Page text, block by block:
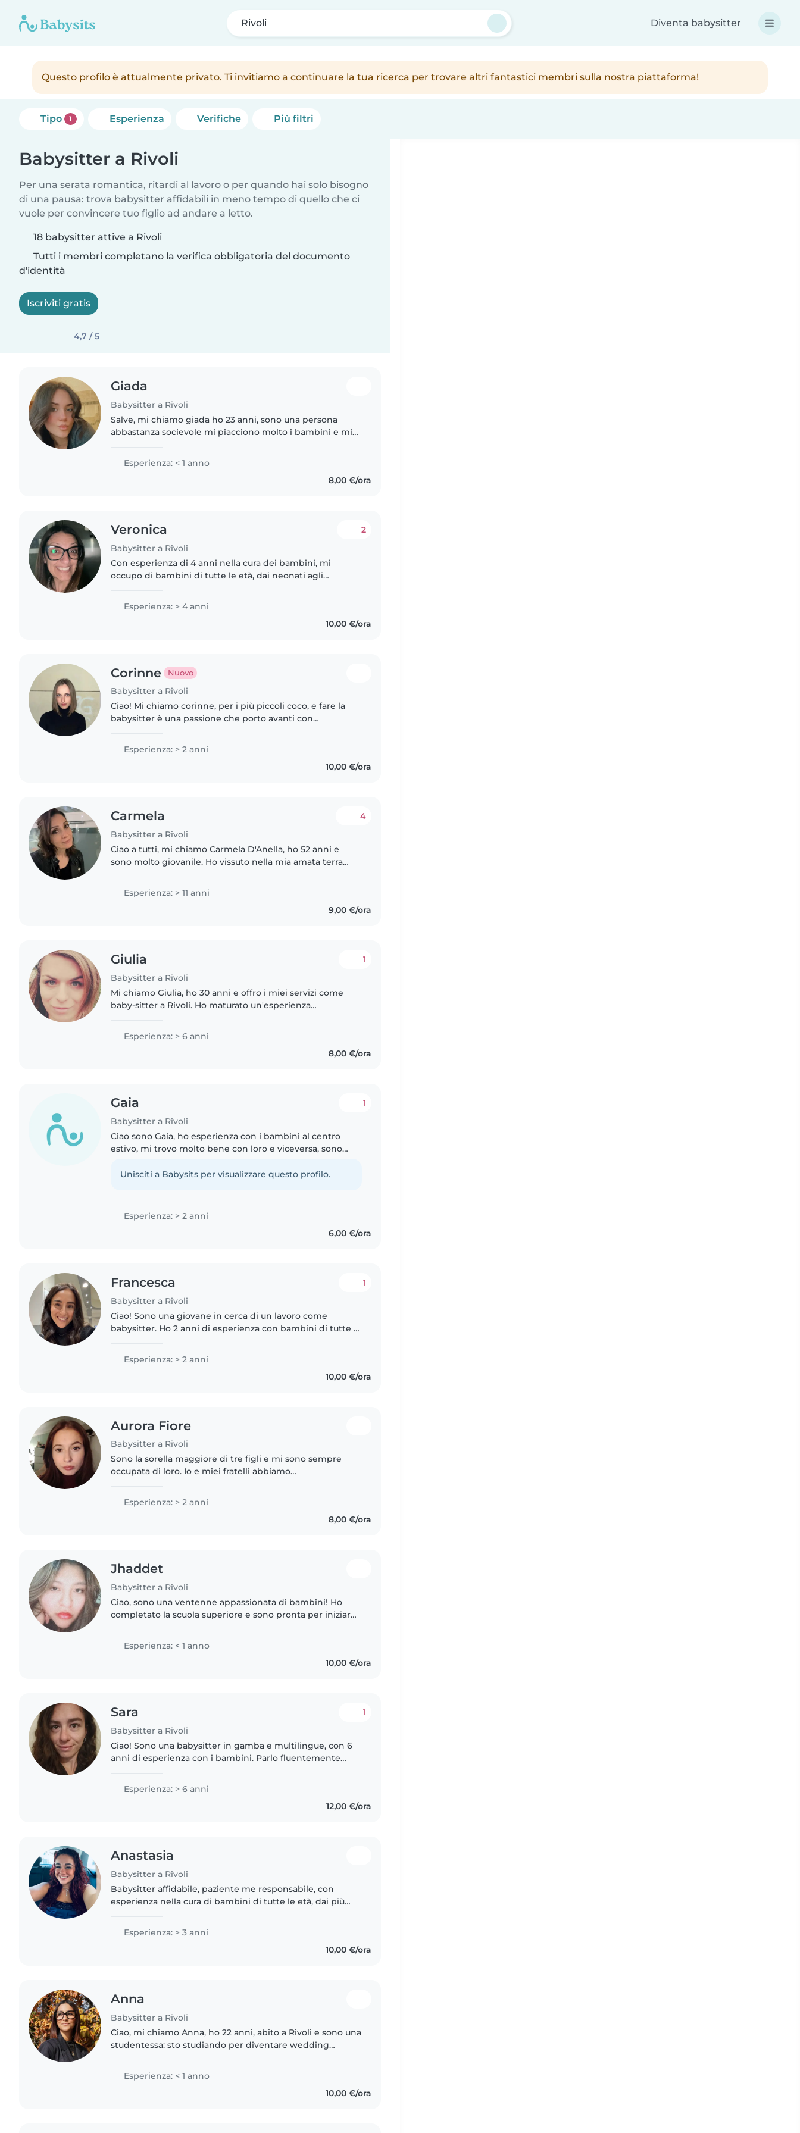
Rivoli Diventa babysitter
Questo profilo è attualmente privato. Ti invitiamo a continuare la tua ricerca per trovare altri fantastici membri sulla nostra piattaforma!
Tipo 1 Esperienza Verifiche Più filtri
Babysitter a Rivoli
Per una serata romantica, ritardi al lavoro o per quando hai solo bisogno
di una pausa: trova babysitter affidabili in meno tempo di quello che ci
vuole per convincere tuo figlio ad andare a letto.
18 babysitter attive a Rivoli
Tutti i membri completano la verifica obbligatoria del documento
d'identità
Iscriviti gratis
4,7 / 5
Giada
Babysitter a Rivoli
Salve, mi chiamo giada ho 23 anni, sono una persona
abbastanza socievole mi piacciono molto i bambini e mi
anno di infermieristica..
Esperienza: < 1 anno
8,00 €/ora
Veronica
Babysitter a Rivoli
2
Con esperienza di 4 anni nella cura dei bambini, mi
occupo di bambini di tutte le età, dai neonati agli
Esperienza: > 4 anni
10,00 €/ora
Corinne Nuovo
Babysitter a Rivoli
Ciao! Mi chiamo corinne, per i più piccoli coco, e fare la
babysitter è una passione che porto avanti con
perché ogni giorno con..
Esperienza: > 2 anni
10,00 €/ora
Carmela
Babysitter a Rivoli
4
Ciao a tutti, mi chiamo Carmela D'Anella, ho 52 anni e
sono molto giovanile. Ho vissuto nella mia amata terra
avuto a che..
Esperienza: > 11 anni
9,00 €/ora
Giulia
Babysitter a Rivoli
1
Mi chiamo Giulia, ho 30 anni e offro i miei servizi come
baby-sitter a Rivoli. Ho maturato un'esperienza
qualificata come Assistente..
Esperienza: > 6 anni
8,00 €/ora
Gaia
Babysitter a Rivoli
1
Ciao sono Gaia, ho esperienza con i bambini al centro
estivo, mi trovo molto bene con loro e viceversa, sono
bambino..
Unisciti a Babysits per visualizzare questo profilo.
Esperienza: > 2 anni
6,00 €/ora
Francesca
Babysitter a Rivoli
1
Ciao! Sono una giovane in cerca di un lavoro come
babysitter. Ho 2 anni di esperienza con bambini di tutte le
Esperienza: > 2 anni
10,00 €/ora
Aurora Fiore
Babysitter a Rivoli
Sono la sorella maggiore di tre figli e mi sono sempre
occupata di loro. Io e miei fratelli abbiamo
stata una passeggiata, ma..
Esperienza: > 2 anni
8,00 €/ora
Jhaddet
Babysitter a Rivoli
Ciao, sono una ventenne appassionata di bambini! Ho
completato la scuola superiore e sono pronta per iniziare
spagnolo,..
Esperienza: < 1 anno
10,00 €/ora
Sara
Babysitter a Rivoli
1
Ciao! Sono una babysitter in gamba e multilingue, con 6
anni di esperienza con i bambini. Parlo fluentemente
di bambini..
Esperienza: > 6 anni
12,00 €/ora
Anastasia
Babysitter a Rivoli
Babysitter affidabile, paziente me responsabile, con
esperienza nella cura di bambini di tutte le età, dai più
gestione..
Esperienza: > 3 anni
10,00 €/ora
Anna
Babysitter a Rivoli
Ciao, mi chiamo Anna, ho 22 anni, abito a Rivoli e sono una
studentessa: sto studiando per diventare wedding
Esperienza: < 1 anno
10,00 €/ora